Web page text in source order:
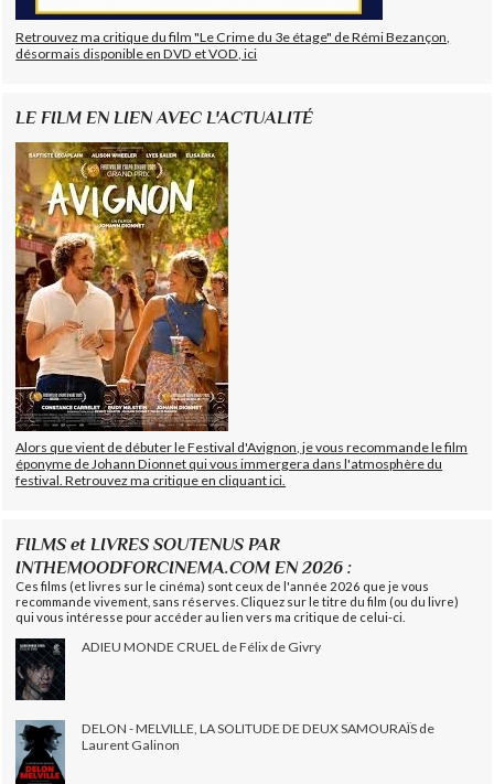
Retrouvez ma critique du film "Le Crime du 3e étage" de Rémi Bezançon,
désormais disponible en DVD et VOD, ici
LE FILM EN LIEN AVEC L'ACTUALITÉ
Alors que vient de débuter le Festival d'Avignon, je vous recommande le film
éponyme de Johann Dionnet qui vous immergera dans l'atmosphère du
festival. Retrouvez ma critique en cliquant ici.
FILMS et LIVRES SOUTENUS PAR
INTHEMOODFORCINEMA.COM EN 2026 :
Ces films (et livres sur le cinéma) sont ceux de l'année 2026 que je vous
recommande vivement, sans réserves. Cliquez sur le titre du film (ou du livre)
qui vous intéresse pour accéder au lien vers ma critique de celui-ci.
ADIEU MONDE CRUEL de Félix de Givry
DELON - MELVILLE, LA SOLITUDE DE DEUX SAMOURAÏS de
Laurent Galinon